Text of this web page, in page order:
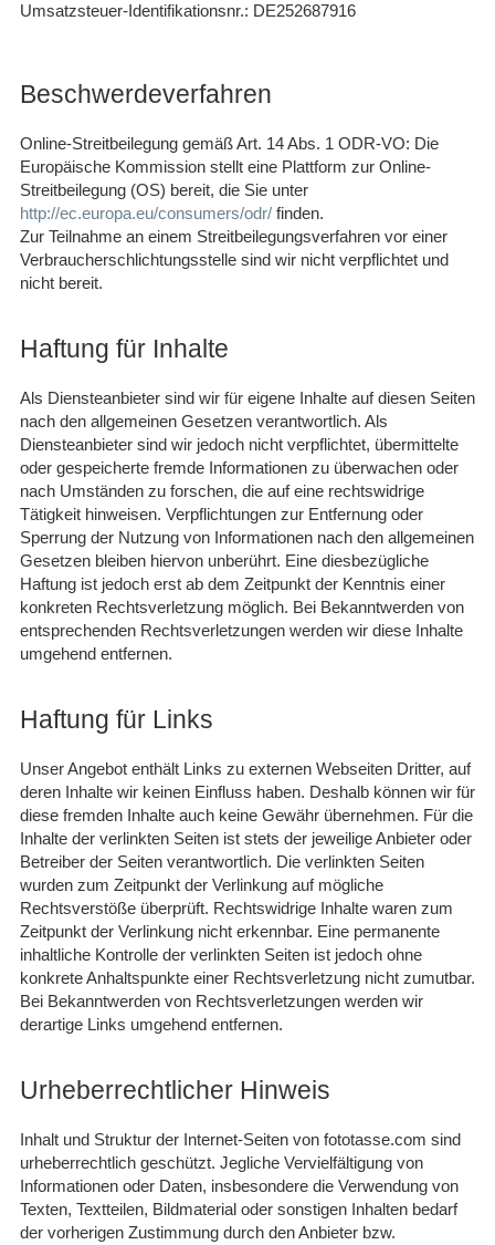
Umsatzsteuer-Identifikationsnr.: DE252687916
Beschwerdeverfahren
Online-Streitbeilegung gemäß Art. 14 Abs. 1 ODR-VO: Die
Europäische Kommission stellt eine Plattform zur Online-
Streitbeilegung (OS) bereit, die Sie unter
http://ec.europa.eu/consumers/odr/ finden.
Zur Teilnahme an einem Streitbeilegungsverfahren vor einer
Verbraucherschlichtungsstelle sind wir nicht verpflichtet und
nicht bereit.
Haftung für Inhalte
Als Diensteanbieter sind wir für eigene Inhalte auf diesen Seiten
nach den allgemeinen Gesetzen verantwortlich. Als
Diensteanbieter sind wir jedoch nicht verpflichtet, übermittelte
oder gespeicherte fremde Informationen zu überwachen oder
nach Umständen zu forschen, die auf eine rechtswidrige
Tätigkeit hinweisen. Verpflichtungen zur Entfernung oder
Sperrung der Nutzung von Informationen nach den allgemeinen
Gesetzen bleiben hiervon unberührt. Eine diesbezügliche
Haftung ist jedoch erst ab dem Zeitpunkt der Kenntnis einer
konkreten Rechtsverletzung möglich. Bei Bekanntwerden von
entsprechenden Rechtsverletzungen werden wir diese Inhalte
umgehend entfernen.
Haftung für Links
Unser Angebot enthält Links zu externen Webseiten Dritter, auf
deren Inhalte wir keinen Einfluss haben. Deshalb können wir für
diese fremden Inhalte auch keine Gewähr übernehmen. Für die
Inhalte der verlinkten Seiten ist stets der jeweilige Anbieter oder
Betreiber der Seiten verantwortlich. Die verlinkten Seiten
wurden zum Zeitpunkt der Verlinkung auf mögliche
Rechtsverstöße überprüft. Rechtswidrige Inhalte waren zum
Zeitpunkt der Verlinkung nicht erkennbar. Eine permanente
inhaltliche Kontrolle der verlinkten Seiten ist jedoch ohne
konkrete Anhaltspunkte einer Rechtsverletzung nicht zumutbar.
Bei Bekanntwerden von Rechtsverletzungen werden wir
derartige Links umgehend entfernen.
Urheberrechtlicher Hinweis
Inhalt und Struktur der Internet-Seiten von fototasse.com sind
urheberrechtlich geschützt. Jegliche Vervielfältigung von
Informationen oder Daten, insbesondere die Verwendung von
Texten, Textteilen, Bildmaterial oder sonstigen Inhalten bedarf
der vorherigen Zustimmung durch den Anbieter bzw.